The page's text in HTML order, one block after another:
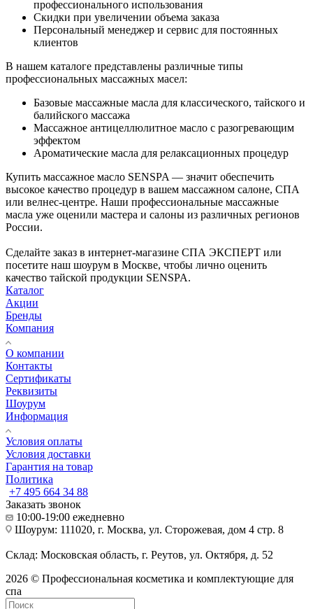
профессионального использования
Скидки при увеличении объема заказа
Персональный менеджер и сервис для постоянных
клиентов
В нашем каталоге представлены различные типы
профессиональных массажных масел:
Базовые массажные масла для классического, тайского и
балийского массажа
Массажное антицеллюлитное масло с разогревающим
эффектом
Ароматические масла для релаксационных процедур
Купить массажное масло SENSPA — значит обеспечить
высокое качество процедур в вашем массажном салоне, СПА
или велнес-центре. Наши профессиональные массажные
масла уже оценили мастера и салоны из различных регионов
России.
Сделайте заказ в интернет-магазине СПА ЭКСПЕРТ или
посетите наш шоурум в Москве, чтобы лично оценить
качество тайской продукции SENSPA.
Каталог
Акции
Бренды
Компания
О компании
Контакты
Сертификаты
Реквизиты
Шоурум
Информация
Условия оплаты
Условия доставки
Гарантия на товар
Политика
+7 495 664 34 88
Заказать звонок
10:00-19:00 ежедневно
Шоурум: 111020, г. Москва, ул. Сторожевая, дом 4 стр. 8
Склад: Московская область, г. Реутов, ул. Октября, д. 52
2026 © Профессиональная косметика и комплектующие для
спа